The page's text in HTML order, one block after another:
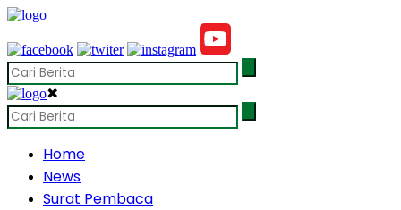
✖
Home
News
Surat Pembaca